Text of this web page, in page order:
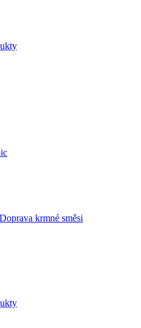
krmné směsi